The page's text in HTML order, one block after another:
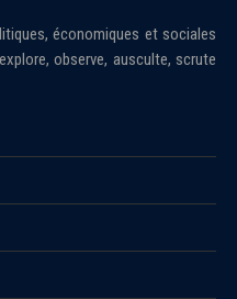
économiques et sociales
observe, ausculte, scrute